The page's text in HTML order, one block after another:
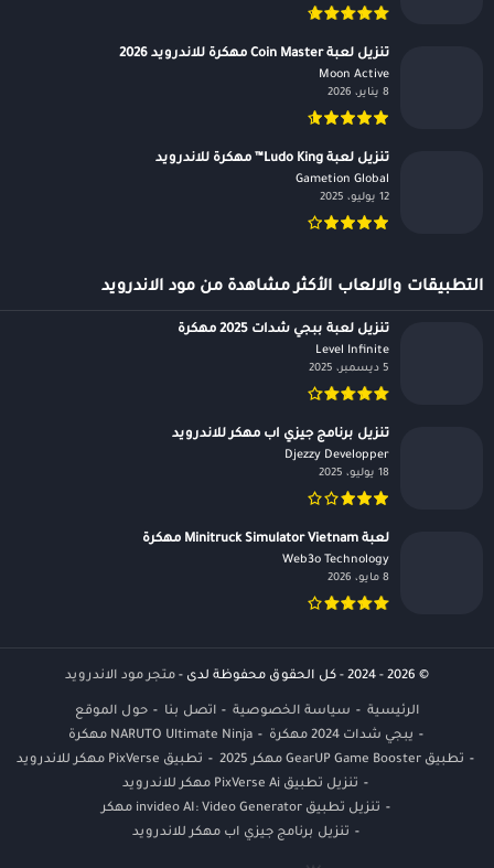
تنزيل لعبة Coin Master مهكرة للاندرويد 2026
Moon Active‏
8 يناير، 2026
تنزيل لعبة Ludo King™ مهكرة للاندرويد
Gametion Global‏
12 يوليو، 2025
التطبيقات والالعاب الأكثر مشاهدة من مود الاندرويد
تنزيل لعبة ببجي شدات 2025 مهكرة
Level Infinite‏
5 ديسمبر، 2025
تنزيل برنامج جيزي اب مهكر للاندرويد
Djezzy Developper‏
18 يوليو، 2025
لعبة Minitruck Simulator Vietnam مهكرة
Web3o Technology‏
8 مايو، 2026
© 2026 - 2024 - كل الحقوق محفوظة لدى - متجر مود الاندرويد
الرئيسية سياسة الخصوصية اتصل بنا
حول الموقع
يبجي شدات 2024 مهكرة
NARUTO Ultimate Ninja مهكرة
تطبيق GearUP Game Booster مهكر 2025
تطبيق PixVerse مهكر للاندرويد
تنزيل تطبيق PixVerse Ai مهكر للاندرويد
تنزيل تطبيق invideo AI: Video Generator مهكر
تنزيل برنامج جيزي اب مهكر للاندرويد